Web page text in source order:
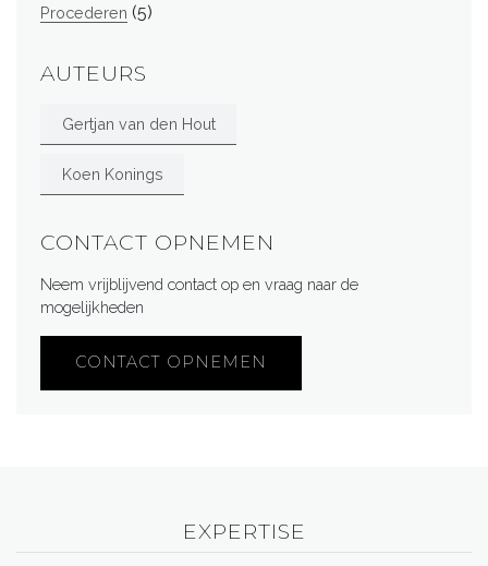
Procederen (5)
AUTEURS
Gertjan van den Hout
Koen Konings
CONTACT OPNEMEN
Neem vrijblijvend contact op en vraag naar de
mogelijkheden
CONTACT OPNEMEN
EXPERTISE